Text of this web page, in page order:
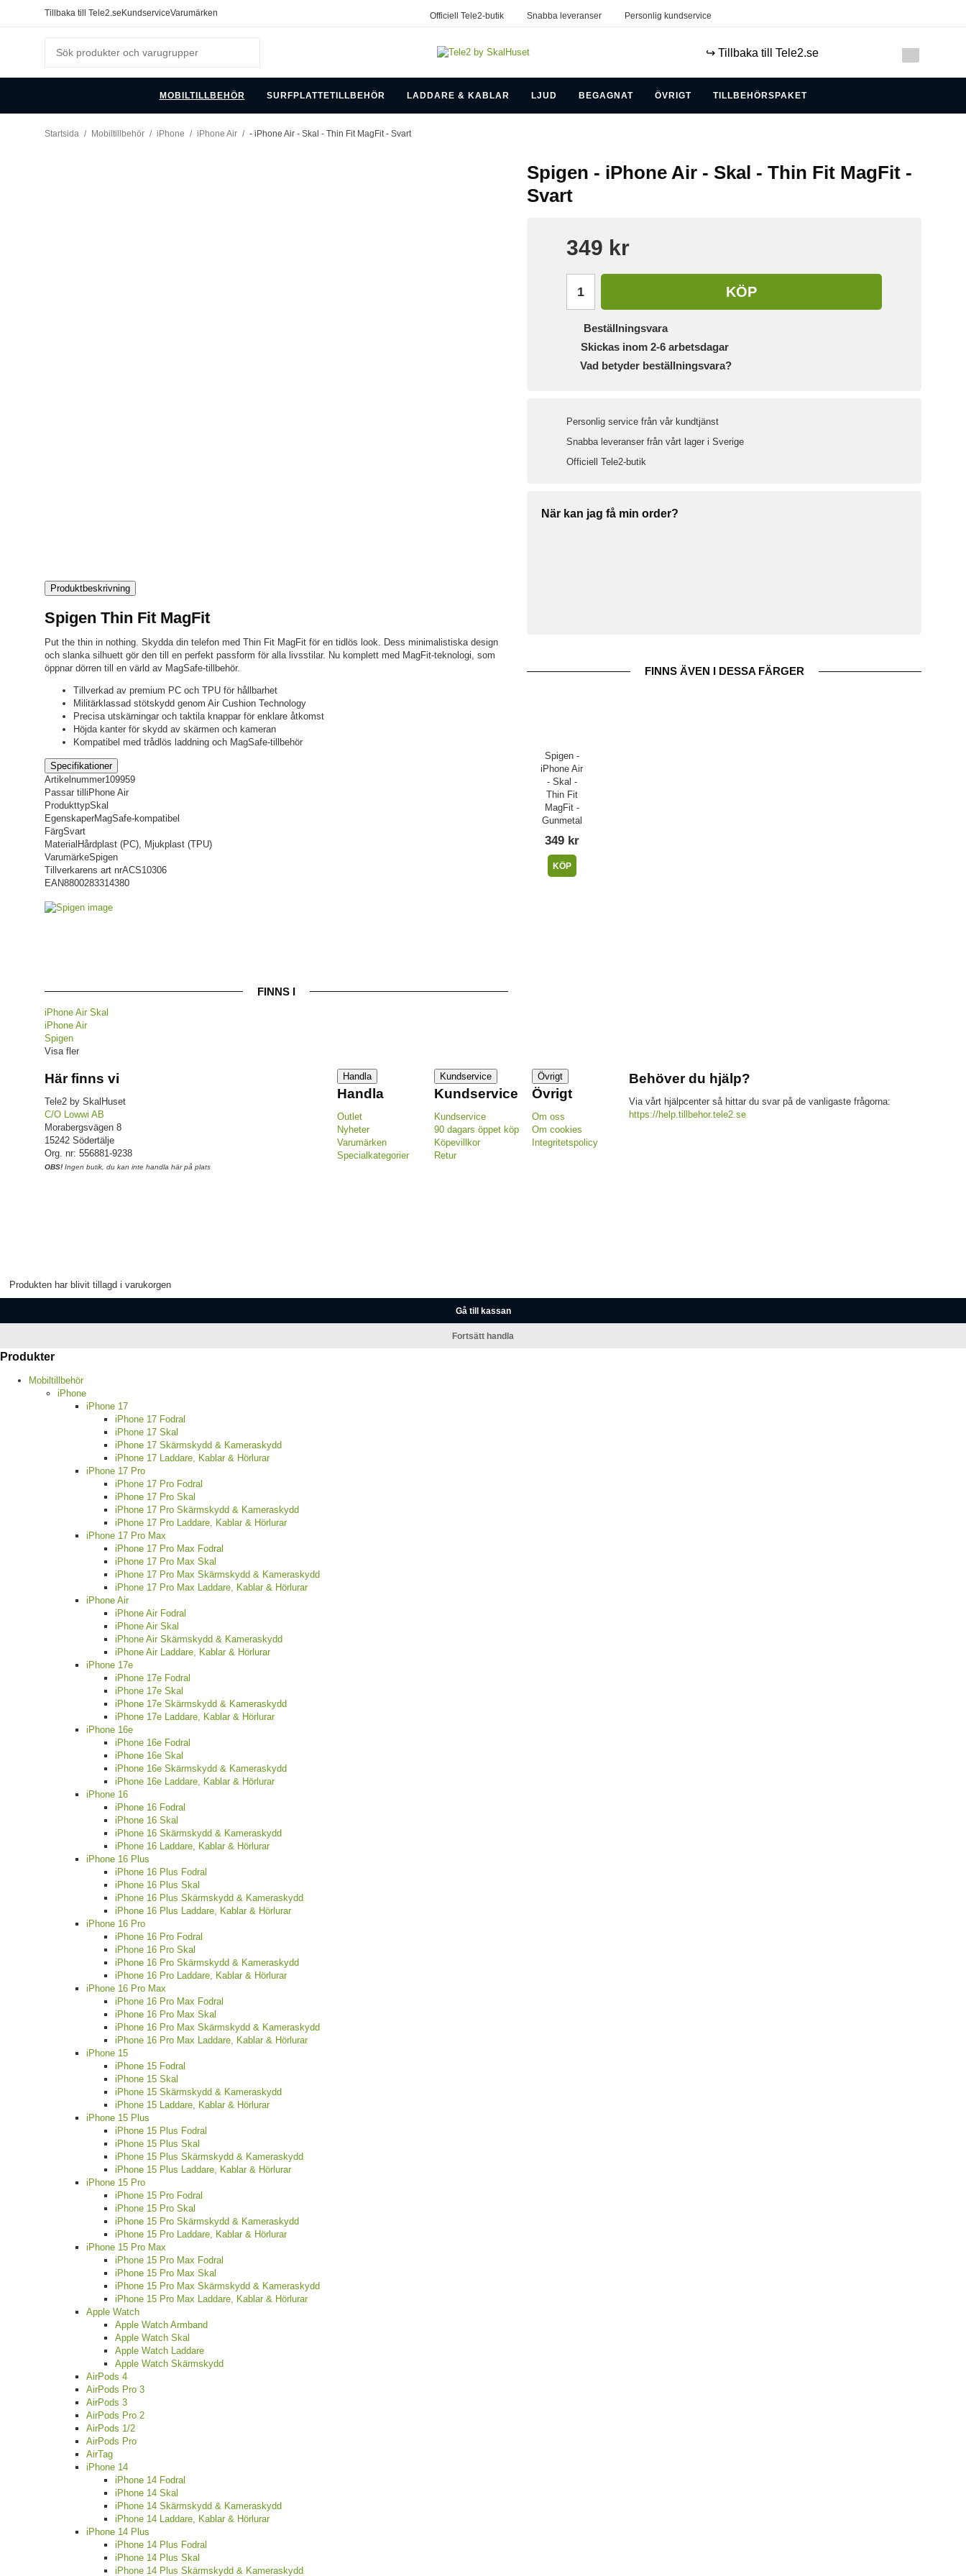
Tillbaka till Tele2.se KundserviceVarumärken Officiell Tele2-butik Snabba leveranser Personlig kundservice
↪️ Tillbaka till Tele2.se
MOBILTILLBEHÖR SURFPLATTETILLBEHÖR LADDARE & KABLAR LJUD BEGAGNAT ÖVRIGT TILLBEHÖRSPAKET
Startsida / Mobiltillbehör / iPhone / iPhone Air / - iPhone Air - Skal - Thin Fit MagFit - Svart
Spigen - iPhone Air - Skal - Thin Fit MagFit -
Svart
349 kr
KÖP
Beställningsvara
Skickas inom 2-6 arbetsdagar
Vad betyder beställningsvara?
Personlig service från vår kundtjänst
Snabba leveranser från vårt lager i Sverige
Officiell Tele2-butik
När kan jag få min order?
FINNS ÄVEN I DESSA FÄRGER
Spigen -
iPhone Air
- Skal -
Thin Fit
MagFit -
Gunmetal
349 kr
KÖP
Produktbeskrivning
Spigen Thin Fit MagFit
Put the thin in nothing. Skydda din telefon med Thin Fit MagFit för en tidlös look. Dess minimalistiska design
och slanka silhuett gör den till en perfekt passform för alla livsstilar. Nu komplett med MagFit-teknologi, som
öppnar dörren till en värld av MagSafe-tillbehör.
Tillverkad av premium PC och TPU för hållbarhet
Militärklassad stötskydd genom Air Cushion Technology
Precisa utskärningar och taktila knappar för enklare åtkomst
Höjda kanter för skydd av skärmen och kameran
Kompatibel med trådlös laddning och MagSafe-tillbehör
Specifikationer
Artikelnummer109959
Passar till iPhone Air
ProdukttypSkal
EgenskaperMagSafe-kompatibel
FärgSvart
Material Hårdplast (PC), Mjukplast (TPU)
VarumärkeSpigen
Tillverkarens art nrACS10306
EAN8800283314380
FINNS I
iPhone Air Skal
iPhone Air
Spigen
Visa fler
Här finns vi
Tele2 by SkalHuset
C/O Lowwi AB
Morabergsvägen 8
15242 Södertälje
Org. nr: 556881-9238
OBS! Ingen butik, du kan inte handla här på plats
Handla
Handla
Outlet
Nyheter
Varumärken
Specialkategorier
Kundservice
Kundservice
Kundservice
90 dagars öppet köp
Köpevillkor
Retur
Övrigt
Övrigt
Om oss
Om cookies
Integritetspolicy
Behöver du hjälp?
Via vårt hjälpcenter så hittar du svar på de vanligaste frågorna:
https://help.tillbehor.tele2.se
Produkten har blivit tillagd i varukorgen
Gå till kassan
Fortsätt handla
Produkter
Mobiltillbehör
iPhone
iPhone 17
iPhone 17 Fodral
iPhone 17 Skal
iPhone 17 Skärmskydd & Kameraskydd
iPhone 17 Laddare, Kablar & Hörlurar
iPhone 17 Pro
iPhone 17 Pro Fodral
iPhone 17 Pro Skal
iPhone 17 Pro Skärmskydd & Kameraskydd
iPhone 17 Pro Laddare, Kablar & Hörlurar
iPhone 17 Pro Max
iPhone 17 Pro Max Fodral
iPhone 17 Pro Max Skal
iPhone 17 Pro Max Skärmskydd & Kameraskydd
iPhone 17 Pro Max Laddare, Kablar & Hörlurar
iPhone Air
iPhone Air Fodral
iPhone Air Skal
iPhone Air Skärmskydd & Kameraskydd
iPhone Air Laddare, Kablar & Hörlurar
iPhone 17e
iPhone 17e Fodral
iPhone 17e Skal
iPhone 17e Skärmskydd & Kameraskydd
iPhone 17e Laddare, Kablar & Hörlurar
iPhone 16e
iPhone 16e Fodral
iPhone 16e Skal
iPhone 16e Skärmskydd & Kameraskydd
iPhone 16e Laddare, Kablar & Hörlurar
iPhone 16
iPhone 16 Fodral
iPhone 16 Skal
iPhone 16 Skärmskydd & Kameraskydd
iPhone 16 Laddare, Kablar & Hörlurar
iPhone 16 Plus
iPhone 16 Plus Fodral
iPhone 16 Plus Skal
iPhone 16 Plus Skärmskydd & Kameraskydd
iPhone 16 Plus Laddare, Kablar & Hörlurar
iPhone 16 Pro
iPhone 16 Pro Fodral
iPhone 16 Pro Skal
iPhone 16 Pro Skärmskydd & Kameraskydd
iPhone 16 Pro Laddare, Kablar & Hörlurar
iPhone 16 Pro Max
iPhone 16 Pro Max Fodral
iPhone 16 Pro Max Skal
iPhone 16 Pro Max Skärmskydd & Kameraskydd
iPhone 16 Pro Max Laddare, Kablar & Hörlurar
iPhone 15
iPhone 15 Fodral
iPhone 15 Skal
iPhone 15 Skärmskydd & Kameraskydd
iPhone 15 Laddare, Kablar & Hörlurar
iPhone 15 Plus
iPhone 15 Plus Fodral
iPhone 15 Plus Skal
iPhone 15 Plus Skärmskydd & Kameraskydd
iPhone 15 Plus Laddare, Kablar & Hörlurar
iPhone 15 Pro
iPhone 15 Pro Fodral
iPhone 15 Pro Skal
iPhone 15 Pro Skärmskydd & Kameraskydd
iPhone 15 Pro Laddare, Kablar & Hörlurar
iPhone 15 Pro Max
iPhone 15 Pro Max Fodral
iPhone 15 Pro Max Skal
iPhone 15 Pro Max Skärmskydd & Kameraskydd
iPhone 15 Pro Max Laddare, Kablar & Hörlurar
Apple Watch
Apple Watch Armband
Apple Watch Skal
Apple Watch Laddare
Apple Watch Skärmskydd
AirPods 4
AirPods Pro 3
AirPods 3
AirPods Pro 2
AirPods 1/2
AirPods Pro
AirTag
iPhone 14
iPhone 14 Fodral
iPhone 14 Skal
iPhone 14 Skärmskydd & Kameraskydd
iPhone 14 Laddare, Kablar & Hörlurar
iPhone 14 Plus
iPhone 14 Plus Fodral
iPhone 14 Plus Skal
iPhone 14 Plus Skärmskydd & Kameraskydd